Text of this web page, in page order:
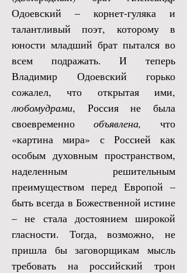
Одоевский – корнет-гуляка и
талантливый поэт, которому в
юности младший брат пытался во
всем подражать. И теперь
Владимир Одоевский горько
сожалел, что открытая ими,
любомудрами, Россия не была
своевременно объявлена, что
«картина мира» сРоссией как
особым духовным пространством,
наделенным решительным
преимуществом перед Европой –
быть всегда в Божественной истине
– не стала достоянием широкой
гласности. Тогда, возможно, не
пришла бы заговорщикам мысль
требовать на российский трон